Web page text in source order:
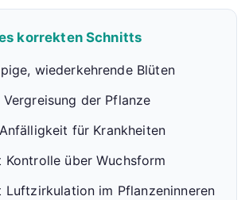
korrekten Schnitts
wiederkehrende Blüten
der Pflanze
für Krankheiten
Kontrolle über Wuchsform
Luftzirkulation im Pflanzeninneren